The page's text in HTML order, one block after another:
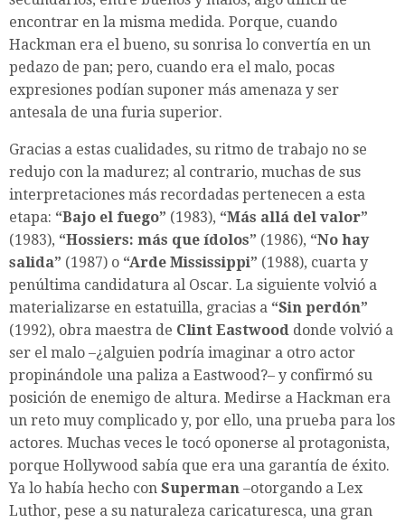
encontrar en la misma medida. Porque, cuando
Hackman era el bueno, su sonrisa lo convertía en un
pedazo de pan; pero, cuando era el malo, pocas
expresiones podían suponer más amenaza y ser
antesala de una furia superior.
Gracias a estas cualidades, su ritmo de trabajo no se
redujo con la madurez; al contrario, muchas de sus
interpretaciones más recordadas pertenecen a esta
etapa: “Bajo el fuego” (1983), “Más allá del valor”
(1983), “Hossiers: más que ídolos” (1986), “No hay
salida” (1987) o “Arde Mississippi” (1988), cuarta y
penúltima candidatura al Oscar. La siguiente volvió a
materializarse en estatuilla, gracias a “Sin perdón”
(1992), obra maestra de Clint Eastwood donde volvió a
ser el malo –¿alguien podría imaginar a otro actor
propinándole una paliza a Eastwood?– y confirmó su
posición de enemigo de altura. Medirse a Hackman era
un reto muy complicado y, por ello, una prueba para los
actores. Muchas veces le tocó oponerse al protagonista,
porque Hollywood sabía que era una garantía de éxito.
Ya lo había hecho con Superman –otorgando a Lex
Luthor, pese a su naturaleza caricaturesca, una gran